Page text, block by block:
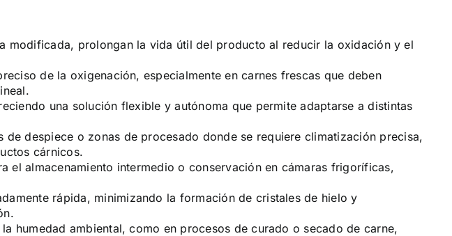
modificada, prolongan la vida útil del producto al reducir la oxidación y el
de la oxigenación, especialmente en carnes frescas que deben
una solución flexible y autónoma que permite adaptarse a distintas
de despiece o zonas de procesado donde se requiere climatización precisa,
cárnicos.
el almacenamiento intermedio o conservación en cámaras frigoríficas,
rápida, minimizando la formación de cristales de hielo y
humedad ambiental, como en procesos de curado o secado de carne,